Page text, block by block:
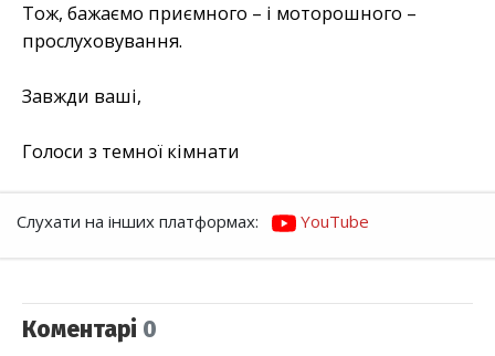
Тож, бажаємо приємного – і моторошного –
прослуховування.
Завжди ваші,
Голоси з темної кімнати
Слухати на інших платформах: YouTube
Коментарі 0